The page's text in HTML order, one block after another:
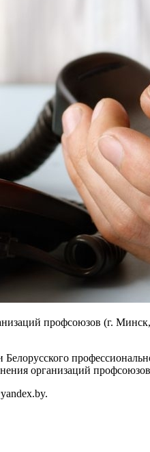
профсоюзов (г.
организаций